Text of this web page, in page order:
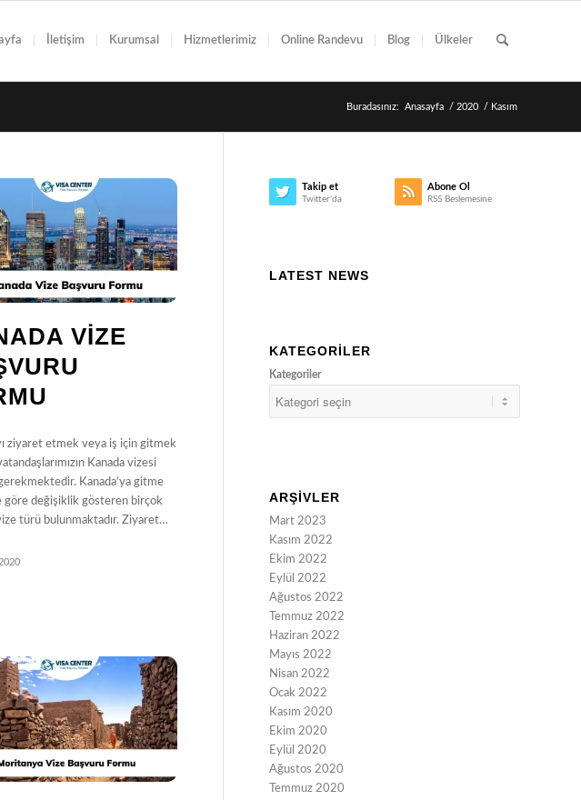
İletişim Kurumsal Hizmetlerimiz Online Randevu Blog Ülkeler
Buradasınız: Anasayfa / 2020 / Kasım
VIZE
ziyaret etmek veya iş için gitmek
Kanada vizesi
Kanada’ya gitme
göre değişiklik gösteren birçok
türü bulunmaktadır. Ziyaret…
Takip et
Twitter'da
Abone Ol
RSS Beslemesine
LATEST NEWS
KATEGORILER
Kategoriler
ARŞIVLER
Mart 2023
Kasım 2022
Ekim 2022
Eylül 2022
Ağustos 2022
Temmuz 2022
Haziran 2022
Mayıs 2022
Nisan 2022
Ocak 2022
Kasım 2020
Ekim 2020
Eylül 2020
Ağustos 2020
Temmuz 2020